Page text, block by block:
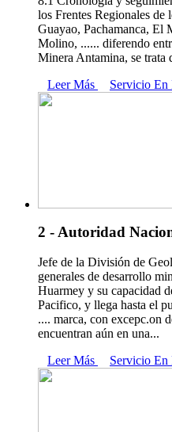
los Frentes Regionales de
Guayao, Pachamanca, El
Molino, ...... diferendo
Minera Antamina, se trata
Leer Más
Servicio En
2 - Autoridad
Jefe de la División de
generales de desarrollo
Huarmey y su capacidad
Pacifico, y llega hasta el
.... marca, con excepc.on
encuentran aún en una...
Leer Más
Servicio En